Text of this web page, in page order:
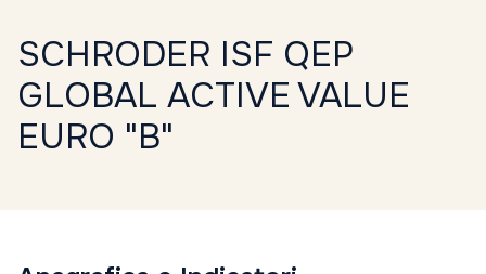
SCHRODER ISF QEP
GLOBAL ACTIVE VALUE
EURO "B"